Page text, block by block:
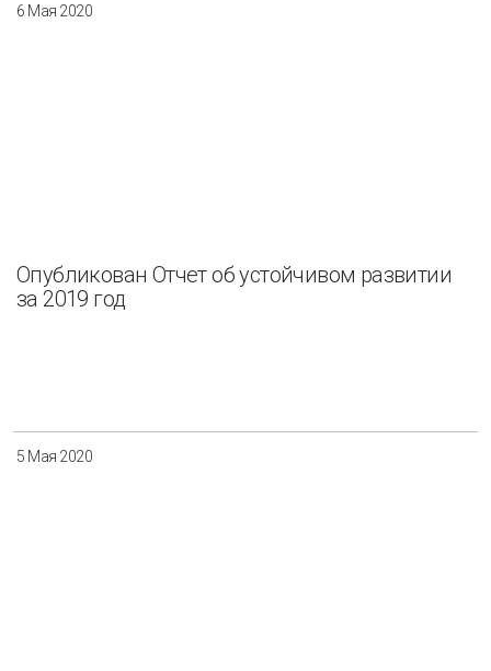
6 Мая 2020
Опубликован Отчет об устойчивом развитии
за 2019 год
5 Мая 2020